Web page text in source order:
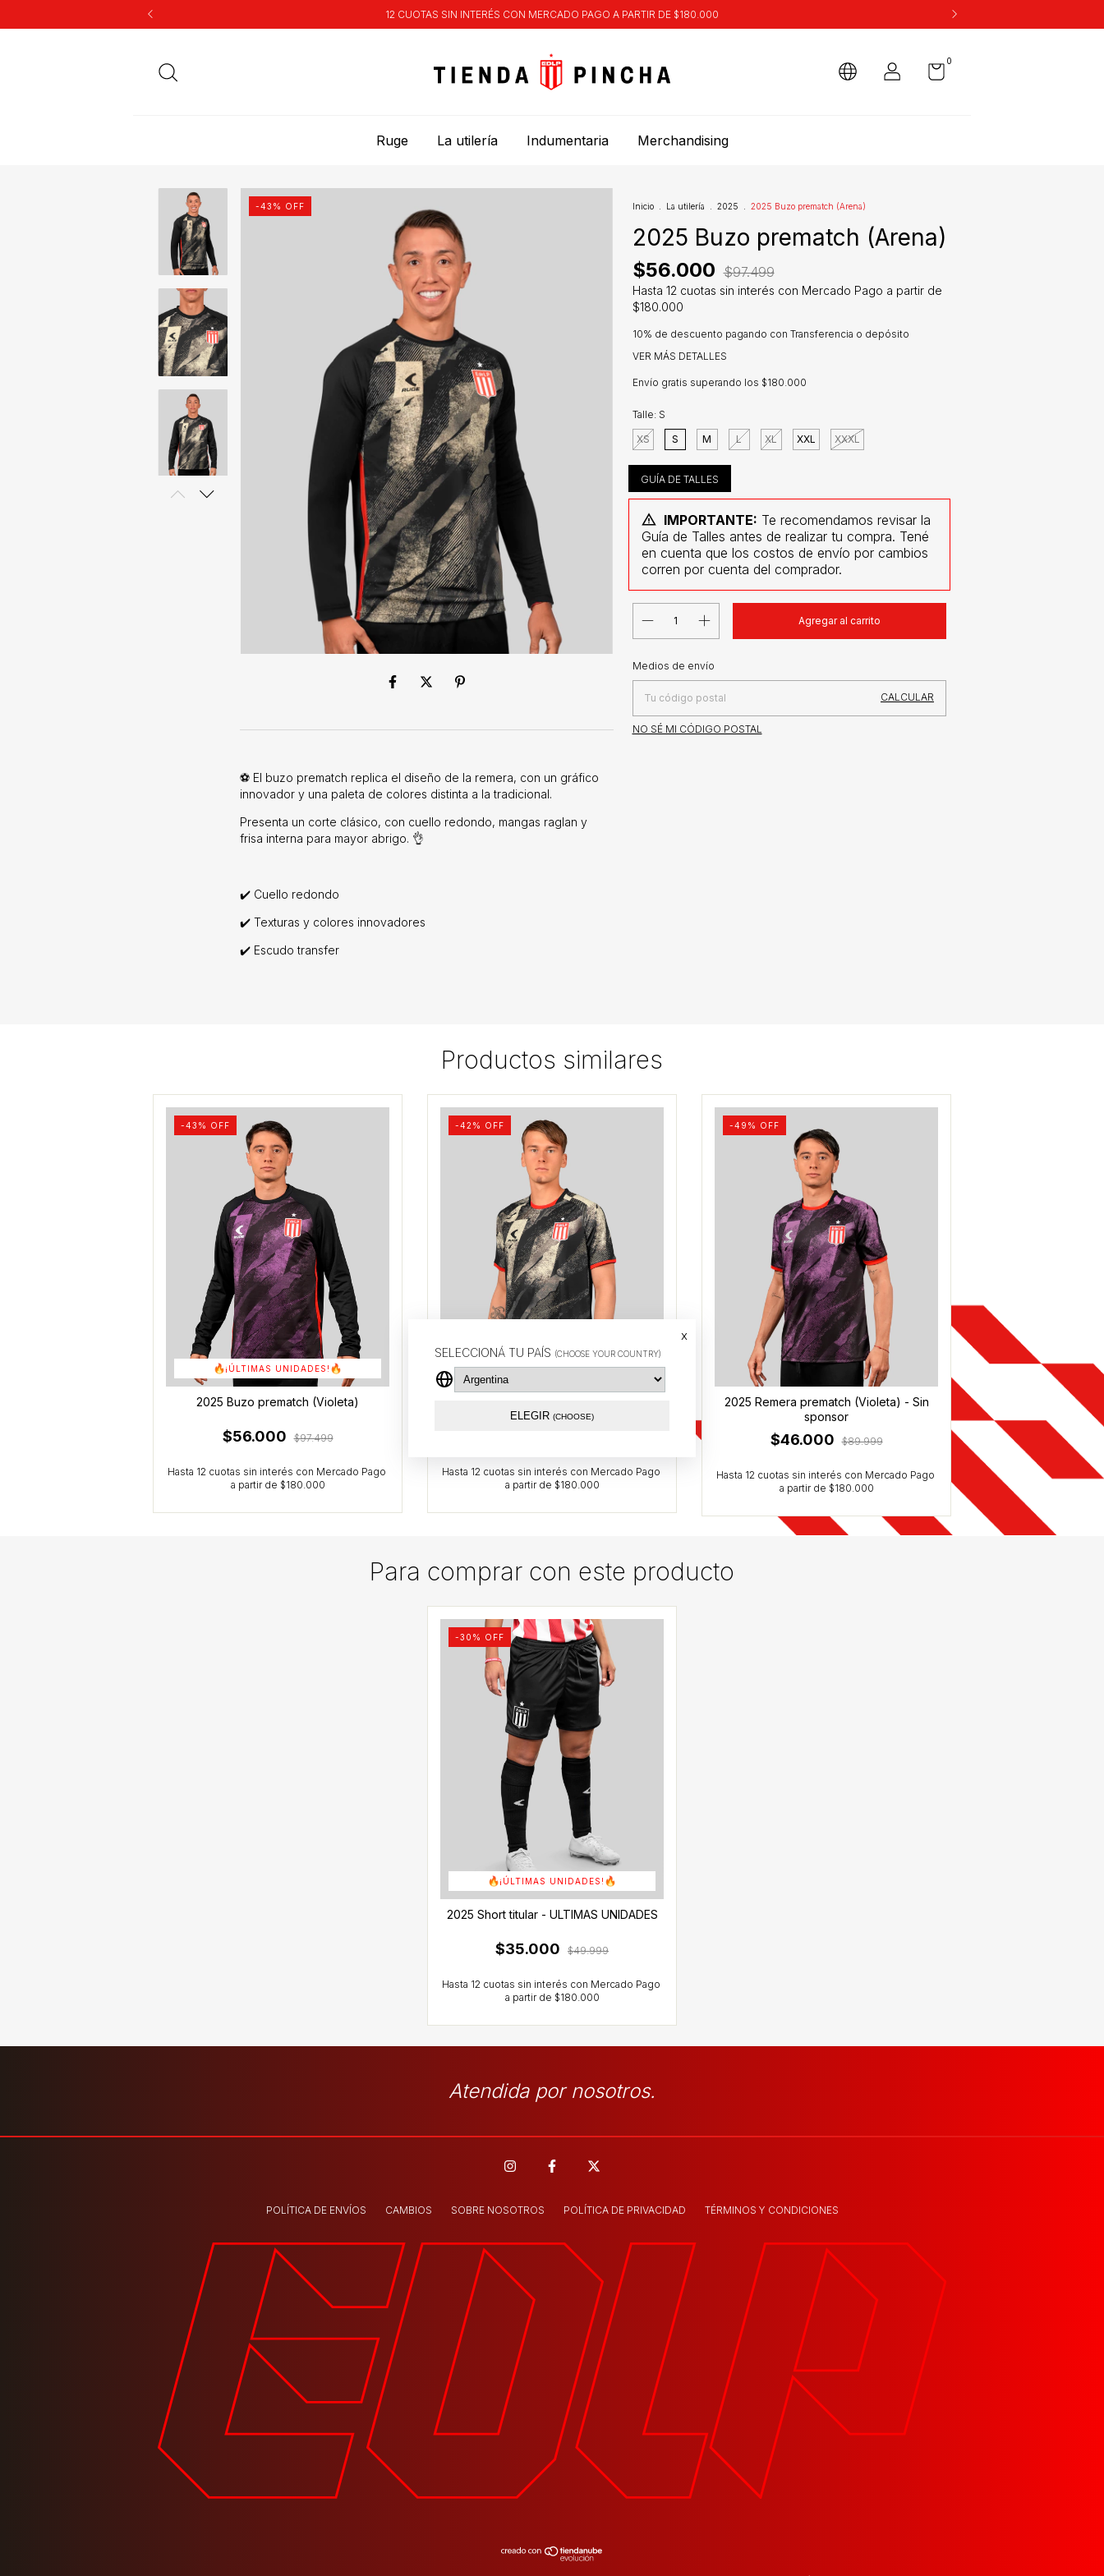
SELECCIONÁ TU PAÍS (CHOOSE YOUR COUNTRY)
x
ELEGIR (CHOOSE)
12 CUOTAS SIN INTERÉS CON MERCADO PAGO A PARTIR DE $180.000
0
Ruge La utilería Indumentaria Merchandising
-43 % OFF
⚽ El buzo prematch replica el diseño de la remera, con un gráfico
innovador y una paleta de colores distinta a la tradicional.
Presenta un corte clásico, con cuello redondo, mangas raglan y
frisa interna para mayor abrigo. 👌
✔️ Cuello redondo
✔️ Texturas y colores innovadores
✔️ Escudo transfer
Inicio La utilería 2025 2025 Buzo prematch (Arena)
2025 Buzo prematch (Arena)
$56.000 $97.499
10% de descuento pagando con Transferencia o depósito
VER MÁS DETALLES
Envío gratis superando los $180.000
Talle: S
XS
S M L XL XXL XXXL
GUÍA DE TALLES
IMPORTANTE: Te recomendamos revisar la
Guía de Talles antes de realizar tu compra. Tené
en cuenta que los costos de envío por cambios
corren por cuenta del comprador.
Entregas para el CP:
Medios de envío
CALCULAR
NO SÉ MI CÓDIGO POSTAL
Productos similares
¡ÚLTIMAS UNIDADES!
-43 % OFF
2025 Buzo prematch (Violeta)
$56.000 $97.499
-42 % OFF -49 % OFF
2025 Remera prematch (Violeta) - Sin
sponsor
$46.000 $89.999
Para comprar con este producto
¡ÚLTIMAS UNIDADES!
-30 % OFF
2025 Short titular - ULTIMAS UNIDADES
$35.000 $49.999
Atendida por nosotros.
POLÍTICA DE ENVÍOS CAMBIOS SOBRE NOSOTROS POLÍTICA DE PRIVACIDAD TÉRMINOS Y CONDICIONES